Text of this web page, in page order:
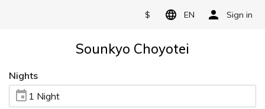
$ EN Sign in
Sounkyo Choyotei
Nights
1 Night